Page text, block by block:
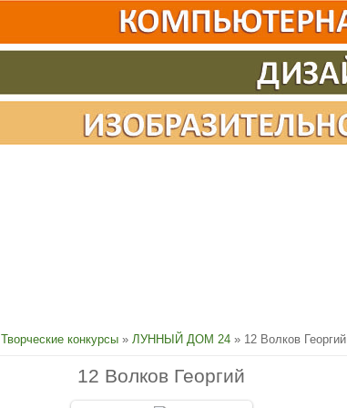
Творческие конкурсы » ЛУННЫЙ ДОМ 24 » 12 Волков Георгий
12 Волков Георгий